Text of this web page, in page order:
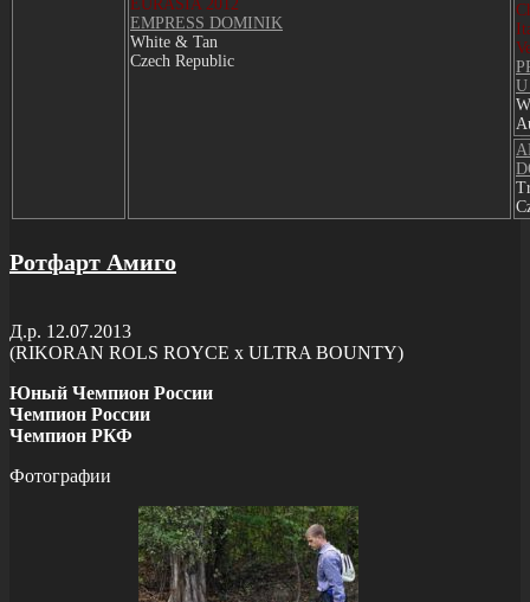
EURASIA 2012
EMPRESS DOMINIK
White & Tan
Czech Republic
Ротфарт Амиго
Д.р. 12.07.2013
(RIKORAN ROLS ROYCE x ULTRA BOUNTY)
Юный Чемпион России
Чемпион России
Чемпион РКФ
Фотографии